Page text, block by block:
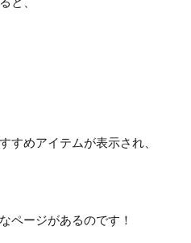
すめアイテムが表示され、
ページがあるのです！